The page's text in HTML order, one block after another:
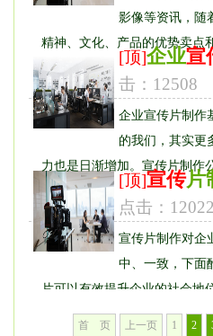
影像等资讯，随
精神、文化、产品的优势卖点
[顶]企业宣
击：12508
企业宣传片制作
的我们，其实更
力也是日渐增加。宣传片制作
[顶]宣传片
点击：12022
宣传片制作对企
中、一致，下面
片可以有效提升企业的社会地
首 页 上一页 1 2